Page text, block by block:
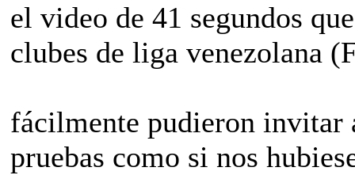
el video de 41 segundos
clubes de liga venezolana
fácilmente pudieron invitar
pruebas como si nos